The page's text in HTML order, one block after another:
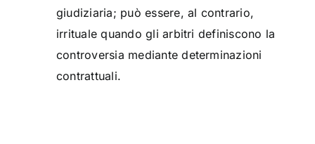
giudiziaria; può essere, al contrario,
irrituale quando gli arbitri definiscono la
controversia mediante determinazioni
contrattuali.